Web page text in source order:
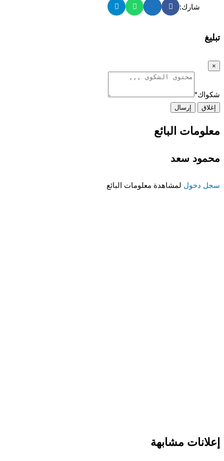
شارك:
تبليغ
×
شكواك*
إغلاق إرسال
معلومات البائع
محمود سعد
سجل دخول لمشاهدة معلومات البائع
إعلانات مشابهة